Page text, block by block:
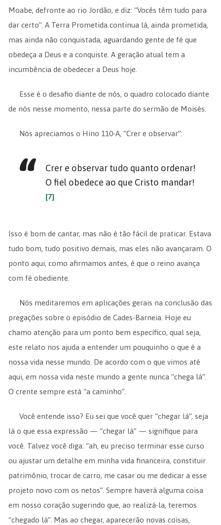
Moabe, defronte ao rio Jordão, e diz: “Vocês têm tudo para
dar certo”. A Terra Prometida continua lá, ainda prometida,
mas ainda não conquistada, aguardando gente de fé que
obedeça a Deus e a conquiste. A geração atual tem a
incumbência de obedecer a Deus hoje.
Esse é o desafio diante de nós, o quadro colocado diante
de nós nesse momento, nessa parte do sermão de Moisés.
Nós apreciamos o Hino 110-A, “Crer e observar”:
Crer e observar tudo quanto ordenar!
O fiel obedece ao que Cristo mandar!
[7]
Isso é bom de cantar, mas não é tão fácil de praticar. Estava
tudo bom, tudo positivo demais, mas eles não avançaram. O
ponto aqui, como afirmamos antes, é que o reino avança
com fé obediente.
Nós meditaremos em aplicações gerais na conclusão das
pregações sobre o episódio de Cades-Barneia. Hoje eu
chamo atenção para um ponto bem específico, qual seja,
este relato nos ajuda a entender um pouquinho o que é a
nossa vida nesse mundo. De acordo com o que vimos até
aqui, em nossa vida neste mundo a gente nunca “chega lá”.
O crente sempre está “a caminho”.
Você entende isso? Eu sei que você quer “chegar lá”, seja
lá o que essa expressão — “chegar lá” — signifique para
você. Talvez você diga: “ah, eu preciso terminar esse curso
ou ajustar um detalhe em minha vida financeira, constituir
patrimônio, trocar de carro, me casar ou me dedicar a esse
projeto novo com os netos”. Sempre haverá alguma coisa
em nosso coração sugerindo que, ao realizá-la, teremos
“chegado lá”. Mas ao chegar, aparecerão novas coisas,